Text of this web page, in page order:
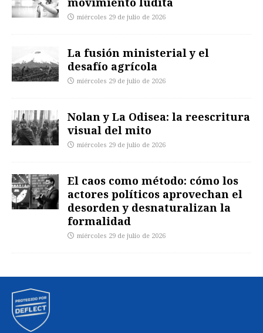
miércoles 29 de julio de 2026
La fusión ministerial y el
desafío agrícola
miércoles 29 de julio de 2026
Nolan y La Odisea: la reescritura
visual del mito
miércoles 29 de julio de 2026
El caos como método: cómo los
actores políticos aprovechan el
desorden y desnaturalizan la
formalidad
miércoles 29 de julio de 2026